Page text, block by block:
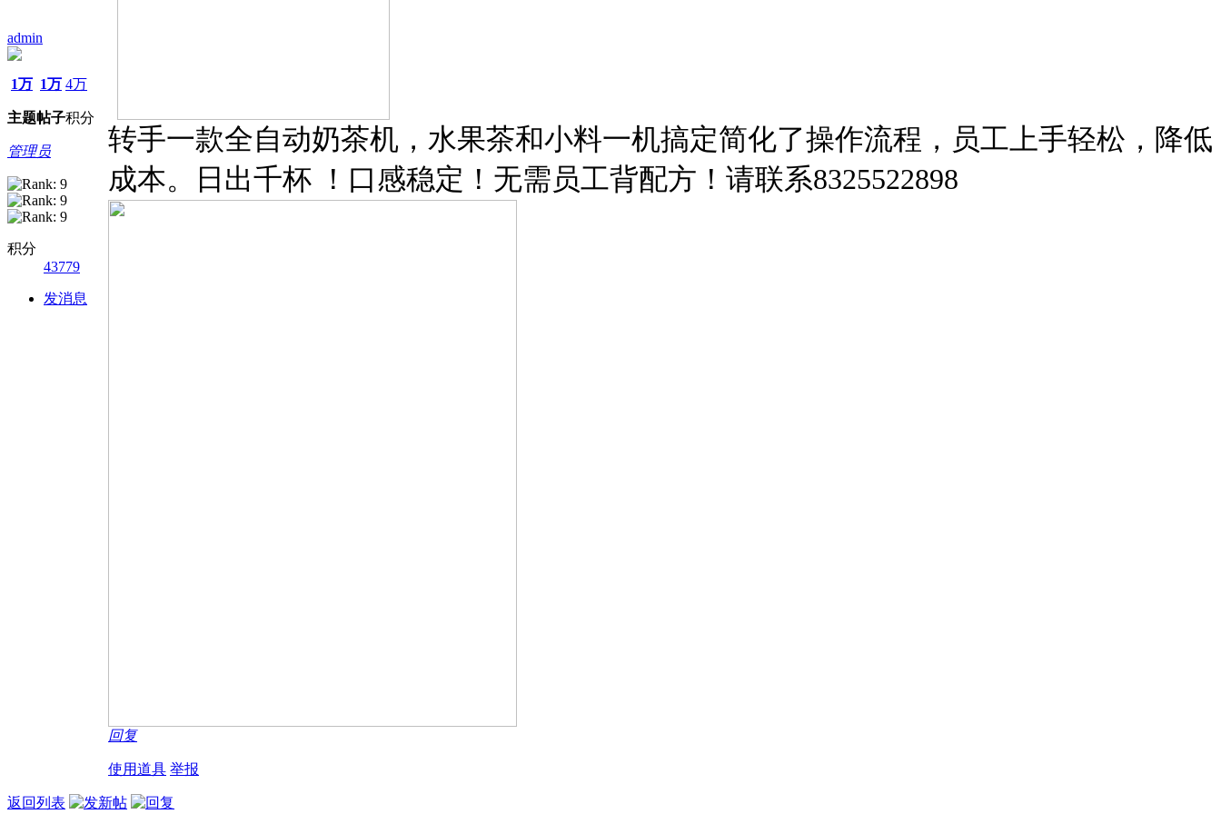
admin
1万
主题
1万
帖子
4万
积分
管理员
积分
43779
发消息
转手一款全自动奶茶机，水果茶和小料一机搞定简化了操作流程，员工上手轻松，降低
成本。日出千杯 ！口感稳定！无需员工背配方！请联系8325522898
回复
使用道具 举报
返回列表